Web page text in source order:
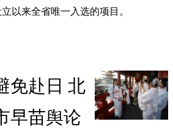
以来全省唯一入选的项目。
免赴日 北
早苗舆论